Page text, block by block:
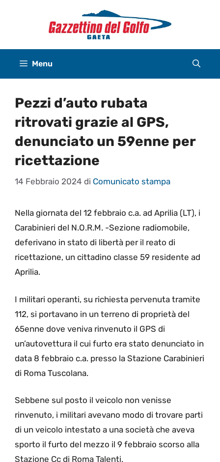
Menu
Pezzi d’auto rubata
ritrovati grazie al GPS,
denunciato un 59enne per
ricettazione
14 Febbraio 2024 di Comunicato stampa
Nella giornata del 12 febbraio c.a. ad Aprilia (LT), i
Carabinieri del N.O.R.M. -Sezione radiomobile,
deferivano in stato di libertà per il reato di
ricettazione, un cittadino classe 59 residente ad
Aprilia.
I militari operanti, su richiesta pervenuta tramite
112, si portavano in un terreno di proprietà del
65enne dove veniva rinvenuto il GPS di
un’autovettura il cui furto era stato denunciato in
data 8 febbraio c.a. presso la Stazione Carabinieri
di Roma Tuscolana.
Sebbene sul posto il veicolo non venisse
rinvenuto, i militari avevano modo di trovare parti
di un veicolo intestato a una società che aveva
sporto il furto del mezzo il 9 febbraio scorso alla
Stazione Cc di Roma Talenti.